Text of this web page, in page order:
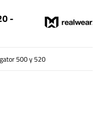
-
500 y 520